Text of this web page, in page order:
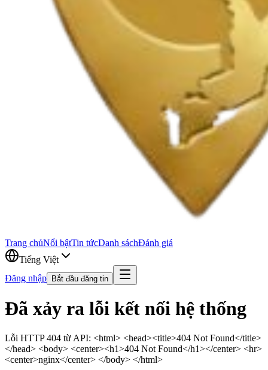
Trang chủNổi bậtTin tứcDanh sáchĐánh giá
Tiếng Việt
Đăng nhập
Bắt đầu đăng tin
Đã xảy ra lỗi kết nối hệ thống
Lỗi HTTP 404 từ API: <html> <head><title>404 Not Found</title>
</head> <body> <center><h1>404 Not Found</h1></center> <hr>
<center>nginx</center> </body> </html>